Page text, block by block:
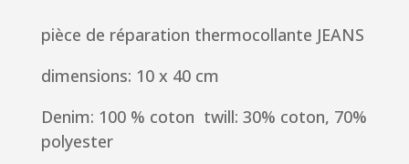
pièce de réparation thermocollante JEANS
dimensions: 10 x 40 cm
Denim: 100 % coton twill: 30% coton, 70%
polyester